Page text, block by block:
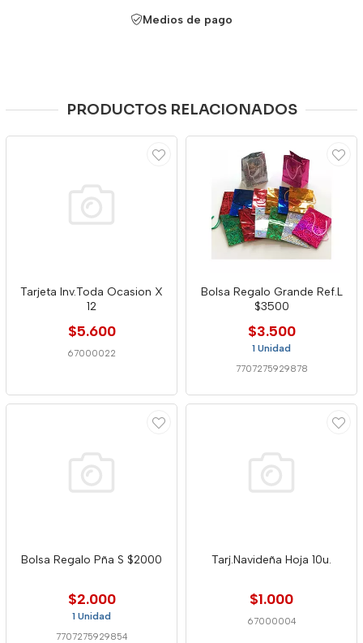
Medios de pago
PRODUCTOS RELACIONADOS
Tarjeta Inv.Toda Ocasion X
12
$5.600
67000022
Bolsa Regalo Grande Ref.L
$3500
$3.500
1 Unidad
7707275929878
Bolsa Regalo Pña S $2000
$2.000
1 Unidad
7707275929854
Tarj.Navideña Hoja 10u.
$1.000
67000004